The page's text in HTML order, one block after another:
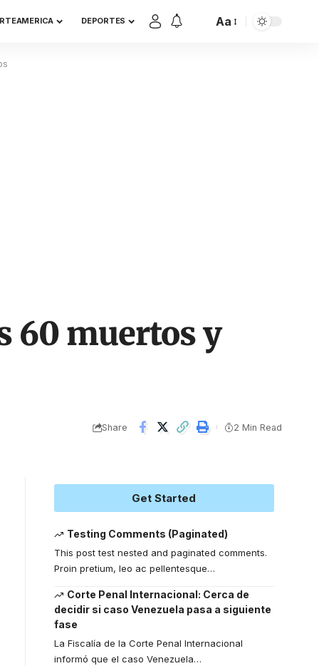
DEPORTES Aa
60 muertos y
Share 2 Min Read
Get Started
Testing Comments (Paginated)
This post test nested and paginated comments.
Proin pretium, leo ac pellentesque…
Corte Penal Internacional: Cerca de
decidir si caso Venezuela pasa a siguiente
fase
La Fiscalía de la Corte Penal Internacional
informó que el caso Venezuela…